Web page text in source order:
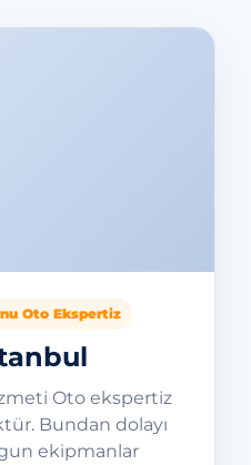
Oto Ekspertiz
Oto ekspertiz
Bundan dolayı
ekipmanlar